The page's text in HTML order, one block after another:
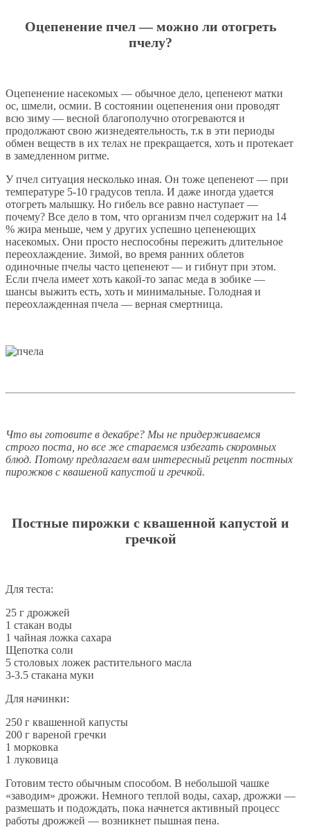
Оцепенение пчел — можно ли отогреть
пчелу?
Оцепенение насекомых — обычное дело, цепенеют матки
ос, шмели, осмии. В состоянии оцепенения они проводят
всю зиму — весной благополучно отогреваются и
продолжают свою жизнедеятельность, т.к в эти периоды
обмен веществ в их телах не прекращается, хоть и протекает
в замедленном ритме.
У пчел ситуация несколько иная. Он тоже цепенеют — при
температуре 5-10 градусов тепла. И даже иногда удается
отогреть малышку. Но гибель все равно наступает —
почему? Все дело в том, что организм пчел содержит на 14
% жира меньше, чем у других успешно цепенеющих
насекомых. Они просто неспособны пережить длительное
переохлаждение. Зимой, во время ранних облетов
одиночные пчелы часто цепенеют — и гибнут при этом.
Если пчела имеет хоть какой-то запас меда в зобике —
шансы выжить есть, хоть и минимальные. Голодная и
переохлажденная пчела — верная смертница.
Что вы готовите в декабре? Мы не придерживаемся
строго поста, но все же стараемся избегать скоромных
блюд. Потому предлагаем вам интересный рецепт постных
пирожков с квашеной капустой и гречкой.
Постные пирожки с квашенной капустой и
гречкой
Для теста:
25 г дрожжей
1 стакан воды
1 чайная ложка сахара
Щепотка соли
5 столовых ложек растительного масла
3-3.5 стакана муки
Для начинки:
250 г квашенной капусты
200 г вареной гречки
1 морковка
1 луковица
Готовим тесто обычным способом. В небольшой чашке
«заводим» дрожжи. Немного теплой воды, сахар, дрожжи —
размешать и подождать, пока начнется активный процесс
работы дрожжей — возникнет пышная пена.